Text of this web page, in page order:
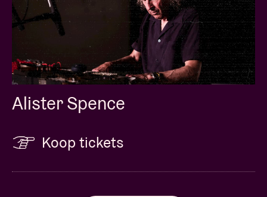
Concert pictures © Karel Uyttendaele
Alister Spence
Koop tickets